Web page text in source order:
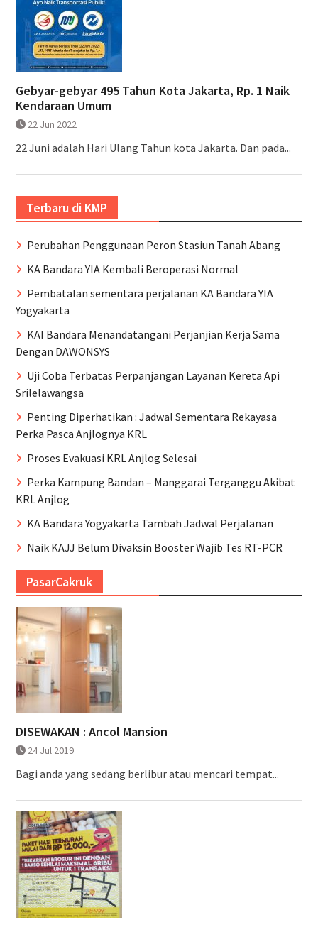
Gebyar-gebyar 495 Tahun Kota Jakarta, Rp. 1 Naik
Kendaraan Umum
22 Jun 2022
22 Juni adalah Hari Ulang Tahun kota Jakarta. Dan pada...
Terbaru di KMP
Perubahan Penggunaan Peron Stasiun Tanah Abang
KA Bandara YIA Kembali Beroperasi Normal
Pembatalan sementara perjalanan KA Bandara YIA
Yogyakarta
KAI Bandara Menandatangani Perjanjian Kerja Sama
Dengan DAWONSYS
Uji Coba Terbatas Perpanjangan Layanan Kereta Api
Srilelawangsa
Penting Diperhatikan : Jadwal Sementara Rekayasa
Perka Pasca Anjlognya KRL
Proses Evakuasi KRL Anjlog Selesai
Perka Kampung Bandan – Manggarai Terganggu Akibat
KRL Anjlog
KA Bandara Yogyakarta Tambah Jadwal Perjalanan
Naik KAJJ Belum Divaksin Booster Wajib Tes RT-PCR
PasarCakruk
DISEWAKAN : Ancol Mansion
24 Jul 2019
Bagi anda yang sedang berlibur atau mencari tempat...